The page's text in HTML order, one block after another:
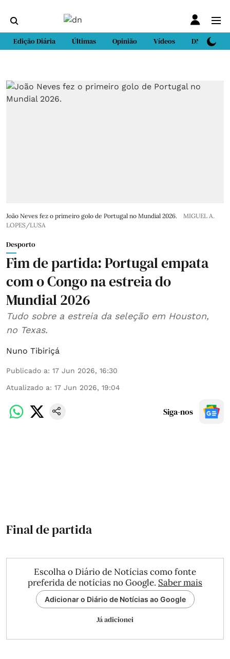
Edição Diária Últimas Opinião Vídeos DN Sport
João Neves fez o primeiro golo de Portugal no Mundial 2026.
MIGUEL A.
LOPES/LUSA
Desporto
Fim de partida: Portugal empata
com o Congo na estreia do
Mundial 2026
Tudo sobre a estreia da seleção em Houston,
no Texas.
Nuno Tibiriçá
Publicado a: 17 Jun 2026, 16:30
Atualizado a: 17 Jun 2026, 19:04
Siga-nos
Final de partida
Escolha o Diário de Notícias como fonte
preferida de notícias no Google. Saber mais
Adicionar o Diário de Notícias ao Google
Já adicionei